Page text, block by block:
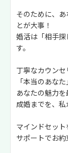
そのために、
とが大事！
婚活は「相手
す。
丁寧なカウン
「本当のあな
あなたの魅力
成婚までを、私
マインドセッ
サポートでお約